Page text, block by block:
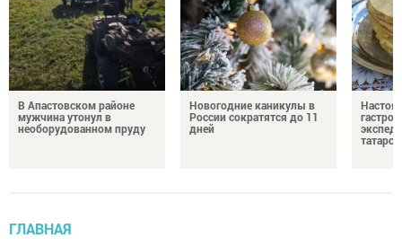
В Апастовском районе
мужчина утонул в
необорудованном пруду
Новогодние каникулы в
России сократятся до 11
дней
ГЛАВНАЯ